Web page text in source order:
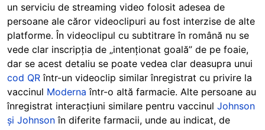
un serviciu de streaming video folosit adesea de
persoane ale căror videoclipuri au fost interzise de alte
platforme. În videoclipul cu subtitrare în română nu se
vede clar inscripția de „intenționat goală” de pe foaie,
dar se acest detaliu se poate vedea clar deasupra unui
cod QR într-un videoclip similar înregistrat cu privire la
vaccinul Moderna într-o altă farmacie. Alte persoane au
înregistrat interacțiuni similare pentru vaccinul Johnson
și Johnson în diferite farmacii, unde au indicat, de